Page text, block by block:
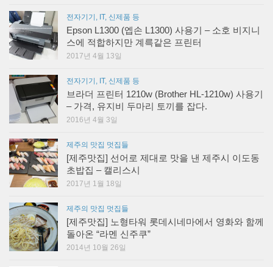
전자기기, IT, 신제품 등
Epson L1300 (엡손 L1300) 사용기 – 소호 비지니
스에 적합하지만 계륵같은 프린터
2017년 4월 13일
전자기기, IT, 신제품 등
브라더 프린터 1210w (Brother HL-1210w) 사용기
– 가격, 유지비 두마리 토끼를 잡다.
2016년 4월 3일
제주의 맛집 멋집들
[제주맛집] 선어로 제대로 맛을 낸 제주시 이도동
초밥집 – 캘리스시
2017년 1월 18일
제주의 맛집 멋집들
[제주맛집] 노형타워 롯데시네마에서 영화와 함께
돌아온 “라멘 신주쿠”
2014년 10월 26일